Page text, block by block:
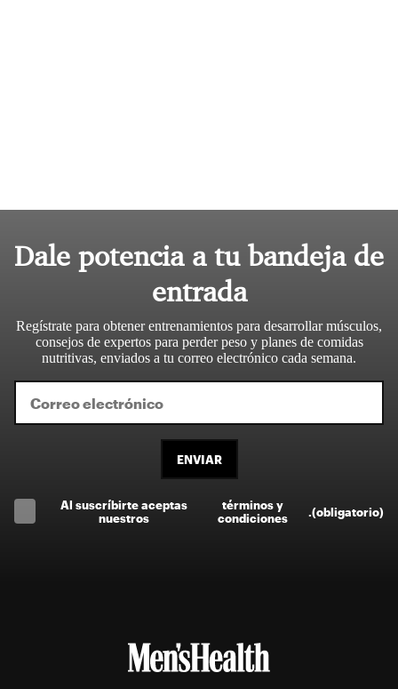
Dale potencia a tu bandeja de
entrada
Regístrate para obtener entrenamientos para desarrollar músculos,
consejos de expertos para perder peso y planes de comidas
nutritivas, enviados a tu correo electrónico cada semana.
ENVIAR
Al suscríbirte aceptas
nuestros
términos y
condiciones
(obligatorio)